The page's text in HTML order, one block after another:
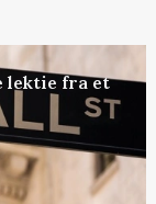
lektie fra et